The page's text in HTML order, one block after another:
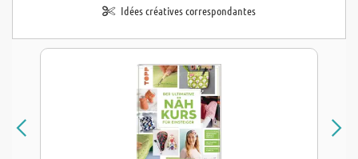
Idées créatives correspondantes